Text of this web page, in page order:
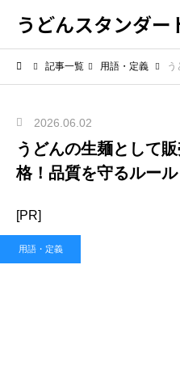
うどんスタンダー
記事一覧 用語・定義 う
2026.06.02
うどんの生麺として
格！品質を守るルール
[PR]
用語・定義